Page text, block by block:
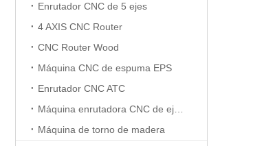
Enrutador CNC de 5 ejes
4 AXIS CNC Router
CNC Router Wood
Máquina CNC de espuma EPS
Enrutador CNC ATC
Máquina de torno de madera